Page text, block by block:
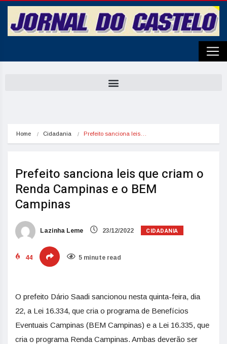
Home Cidadania Prefeito sanciona leis…
Prefeito sanciona leis que criam o
Renda Campinas e o BEM
Campinas
Lazinha Leme 23/12/2022 CIDADANIA
44 5 minute read
O prefeito Dário Saadi sancionou nesta quinta-feira, dia
22, a Lei 16.334, que cria o programa de Benefícios
Eventuais Campinas (BEM Campinas) e a Lei 16.335, que
cria o programa Renda Campinas. Ambas deverão ser